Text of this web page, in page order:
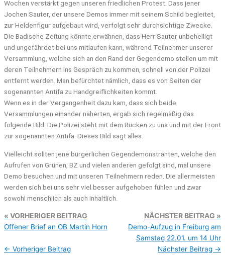
Wochen verstärkt gegen unseren friedlichen Protest. Dass jener
Jochen Sauter, der unsere Demos immer mit seinem Schild begleitet,
zur Heldenfigur aufgebaut wird, verfolgt sehr durchsichtige Zwecke.
Die Badische Zeitung könnte erwähnen, dass Herr Sauter unbehelligt
und ungefährdet bei uns mitlaufen kann, während Teilnehmer unserer
Versammlung, welche sich an den Rand der Gegendemo stellen um mit
deren Teilnehmern ins Gespräch zu kommen, schnell von der Polizei
entfernt werden. Man befürchtet nämlich, dass es von Seiten der
sogenannten Antifa zu Handgreiflichkeiten kommt.
Wenn es in der Vergangenheit dazu kam, dass sich beide
Versammlungen einander näherten, ergab sich regelmäßig das
folgende Bild: Die Polizei steht mit dem Rücken zu uns und mit der Front
zur sogenannten Antifa. Dieses Bild sagt alles.
Vielleicht sollten jene bürgerlichen Gegendemonstranten, welche den
Aufrufen von Grünen, BZ und vielen anderen gefolgt sind, mal unsere
Demo besuchen und mit unseren Teilnehmern reden. Die allermeisten
werden sich bei uns sehr viel besser aufgehoben fühlen und zwar
sowohl menschlich als auch inhaltlich.
VORHERIGER BEITRAG
Offener Brief an OB Martin Horn
NÄCHSTER BEITRAG
Demo-Aufzug in Freiburg am
Samstag 22.01. um 14 Uhr
← Vorheriger Beitrag Nächster Beitrag →